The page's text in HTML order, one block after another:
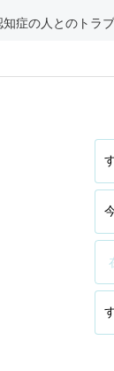
症の人とのトラ